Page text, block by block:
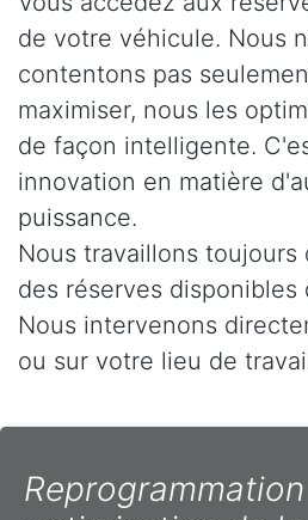
de votre véhicule. Nous
contentons pas
maximiser, nous les
de façon intelligente.
innovation en matière
puissance.
Nous travaillons toujours
des réserves disponibles
Nous intervenons
ou sur votre lieu de